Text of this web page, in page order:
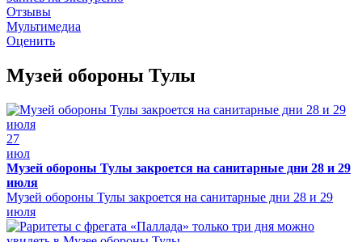
Отзывы
Мультимедиа
Оценить
Музей обороны Тулы
27
июл
Музей обороны Тулы закроется на санитарные дни 28 и 29
июля
Музей обороны Тулы закроется на санитарные дни 28 и 29
июля